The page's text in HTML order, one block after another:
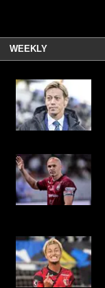
WEEKLY